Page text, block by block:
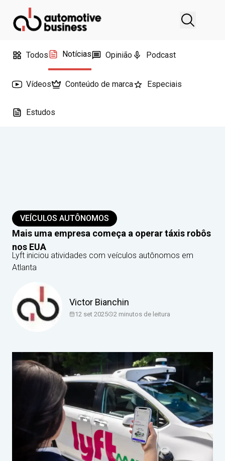
Todos Notícias Opinião Podcast
Vídeos Conteúdo de marca Especiais
Estudos
VEÍCULOS AUTÔNOMOS
Mais uma empresa começa a operar táxis robôs
nos EUA
Lyft iniciou atividades com veículos autônomos em
Atlanta
Victor Bianchin
12 set 2025 2 minutos de leitura